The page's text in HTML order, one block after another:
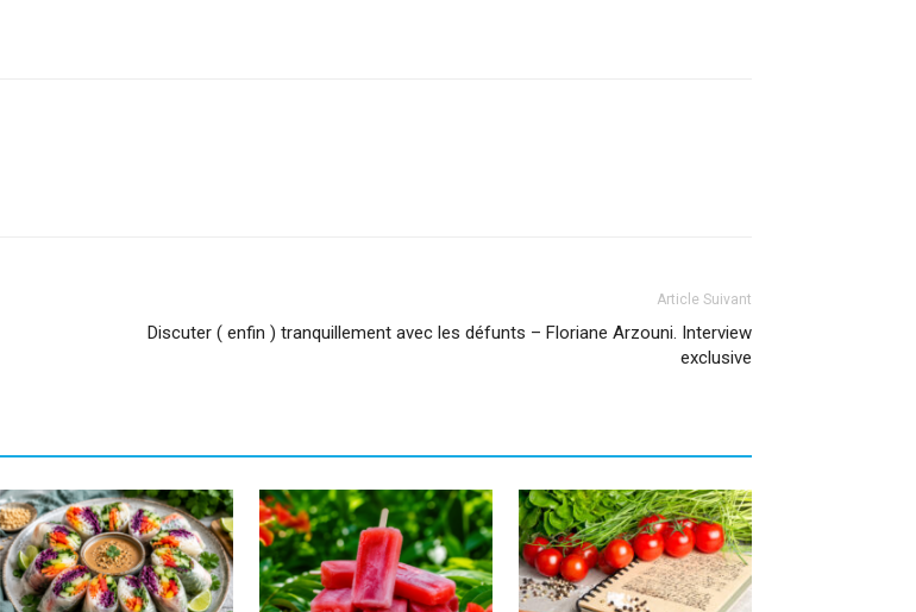
Article Suivant
Discuter ( enfin ) tranquillement avec les défunts – Floriane Arzouni. Interview
exclusive